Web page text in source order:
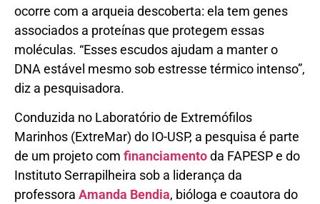
ocorre com a arqueia descoberta: ela tem genes
associados a proteínas que protegem essas
moléculas. “Esses escudos ajudam a manter o
DNA estável mesmo sob estresse térmico intenso”,
diz a pesquisadora.
Conduzida no Laboratório de Extremófilos
Marinhos (ExtreMar) do IO-USP, a pesquisa é parte
de um projeto com financiamentoda FAPESP e do
Instituto Serrapilheira sob a liderança da
professora Amanda Bendia, bióloga e coautora do